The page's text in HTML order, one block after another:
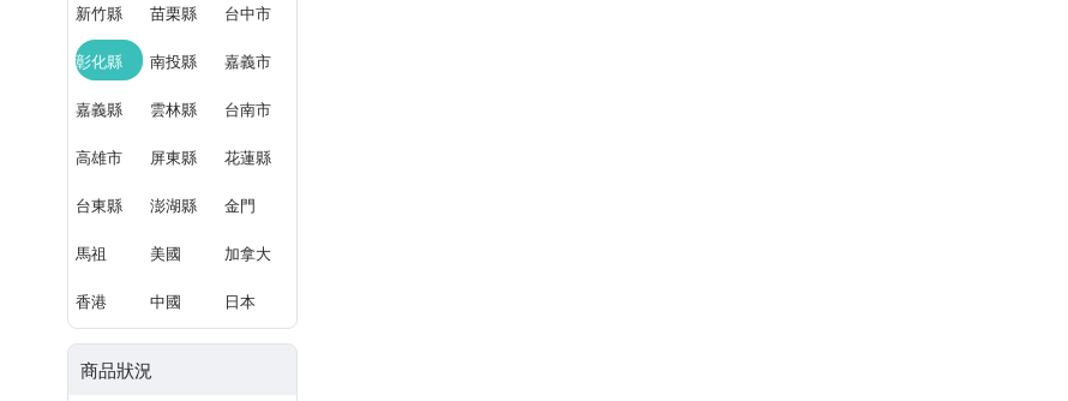
新竹縣 苗栗縣 台中市
彰化縣 南投縣 嘉義市
嘉義縣 雲林縣 台南市
高雄市 屏東縣 花蓮縣
台東縣 澎湖縣 金門
馬祖 美國 加拿大
香港 中國 日本
商品狀況